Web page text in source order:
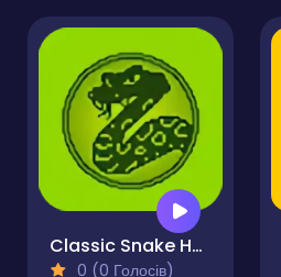
Classic Snake HTML5
0 (0 Голосів)